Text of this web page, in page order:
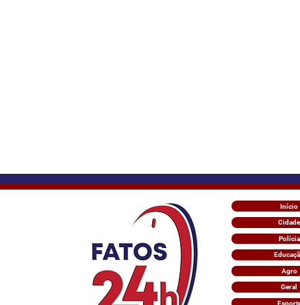
Início
Cidade
Polícia
Agro
Geral